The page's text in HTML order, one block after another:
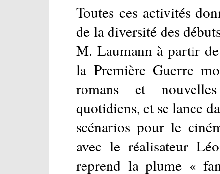
Toutes ces activités
de la diversité des
M. Laumann à partir
la Première Guerre
romans et
quotidiens, et se lance
scénarios pour le
avec le réalisateur
reprend la plume «